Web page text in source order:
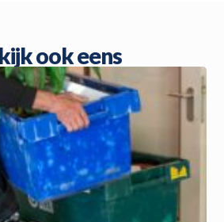
ook eens